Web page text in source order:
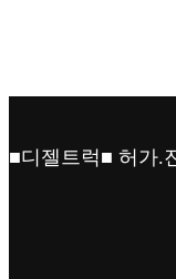
■디젤트럭■ 허가.